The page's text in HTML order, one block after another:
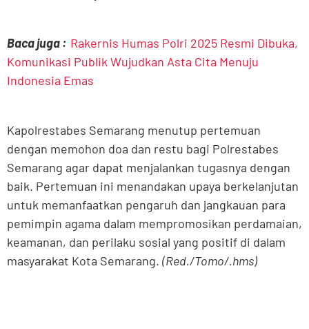
Baca juga : Rakernis Humas Polri 2025 Resmi Dibuka,
Komunikasi Publik Wujudkan Asta Cita Menuju
Indonesia Emas
Kapolrestabes Semarang menutup pertemuan
dengan memohon doa dan restu bagi Polrestabes
Semarang agar dapat menjalankan tugasnya dengan
baik. Pertemuan ini menandakan upaya berkelanjutan
untuk memanfaatkan pengaruh dan jangkauan para
pemimpin agama dalam mempromosikan perdamaian,
keamanan, dan perilaku sosial yang positif di dalam
masyarakat Kota Semarang. (Red./Tomo/.hms)